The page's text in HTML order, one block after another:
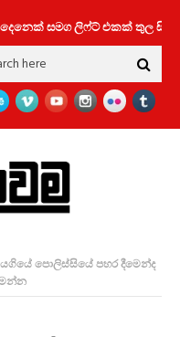
සමග ලිෆ්ට් එකක් තුල සිර වූ
පොලිස්සියේ පහර දීමෙන්ද